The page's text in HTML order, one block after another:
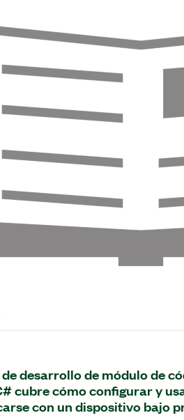
desarrollo de módulo de
cubre cómo configurar y
con un dispositivo bajo